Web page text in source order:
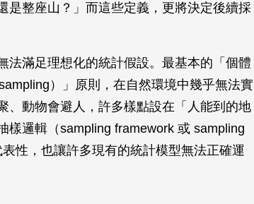
是整座山？」而這些定義，更將決定後續採
法滿足理想化的統計假設。最基本的「個體
）」原則，在自然環境中幾乎無法實
、動物會避人，許多樣點設在「人能到的地
樣邏輯（sampling framework 或 sampling
性，也讓許多現有的統計模型無法正確運